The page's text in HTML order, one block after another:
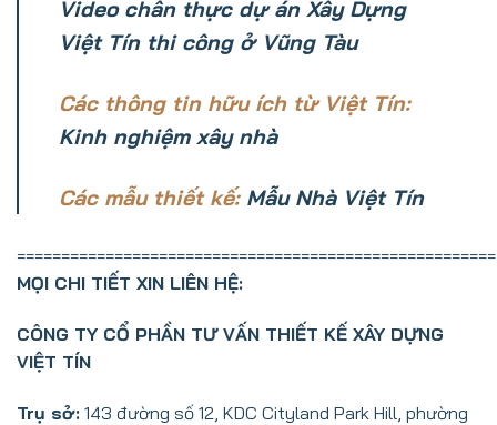
Video chân thực dự án Xây Dựng
Việt Tín thi công ở Vũng Tàu
Các thông tin hữu ích từ Việt Tín:
Kinh nghiệm xây nhà
Các mẫu thiết kế: Mẫu Nhà Việt Tín
======================================================
MỌI CHI TIẾT XIN LIÊN HỆ:
CÔNG TY CỔ PHẦN TƯ VẤN THIẾT KẾ XÂY DỰNG
VIỆT TÍN
Trụ sở: 143 đường số 12, KDC Cityland Park Hill, phường